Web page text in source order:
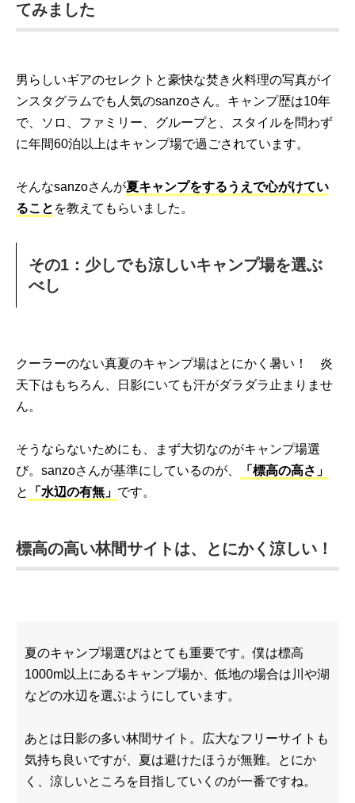
てみました
男らしいギアのセレクトと豪快な焚き火料理の写真がイ
ンスタグラムでも人気のsanzoさん。キャンプ歴は10年
で、ソロ、ファミリー、グループと、スタイルを問わず
に年間60泊以上はキャンプ場で過ごされています。
そんなsanzoさんが夏キャンプをするうえで心がけてい
ること を教えてもらいました。
その1：少しでも涼しいキャンプ場を選ぶ
べし
クーラーのない真夏のキャンプ場はとにかく暑い！ 炎
天下はもちろん、日影にいても汗がダラダラ止まりませ
ん。
そうならないためにも、まず大切なのがキャンプ場選
び。sanzoさんが基準にしているのが、
「標高の高さ」
と
「水辺の有無」 です。
標高の高い林間サイトは、とにかく涼しい！
夏のキャンプ場選びはとても重要です。僕は標高
1000m以上にあるキャンプ場か、低地の場合は川や湖
などの水辺を選ぶようにしています。
あとは日影の多い林間サイト。広大なフリーサイトも
気持ち良いですが、夏は避けたほうが無難。とにか
く、涼しいところを目指していくのが一番ですね。